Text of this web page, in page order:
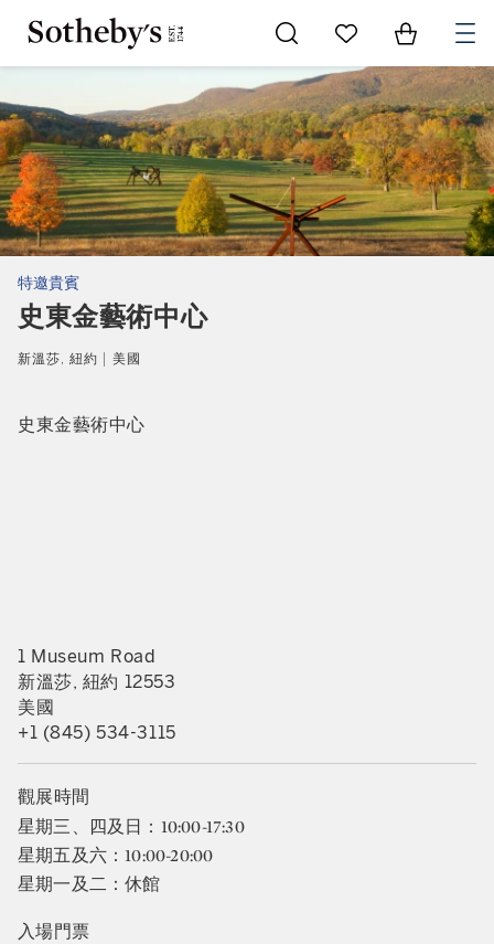
Go to My Favorites
Items in
史東金藝術中心
新溫莎, 紐約 | 美國
特邀貴賓
史東金藝術中心
1 Museum Road
新溫莎, 紐約 12553
美國
+1 (845) 534-3115
觀展時間
星期三、四及日：10:00-17:30
星期五及六：10:00-20:00
星期一及二：休館
入場門票